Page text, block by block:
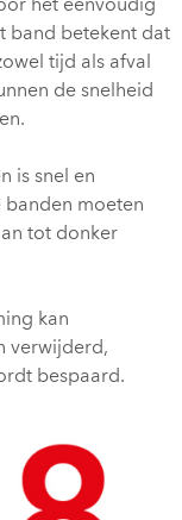
het eenvoudig
band betekent dat
tijd als afval
de snelheid
is snel en
banden moeten
tot donker
kan
verwijderd,
bespaard.